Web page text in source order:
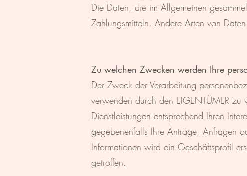
Die Daten, die im Allgemeinen
Zahlungsmitteln. Andere Arten von
Zu welchen Zwecken werden Ihre
Der Zweck der Verarbeitung
verwenden durch den EIGENTÜMER
Dienstleistungen entsprechend Ihren
gegebenenfalls Ihre Anträge, Anfragen
Informationen wird ein Geschäftsprofil
getroffen.